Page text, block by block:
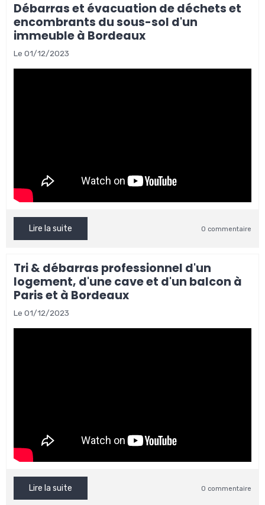
Débarras et évacuation de déchets et
encombrants du sous-sol d'un
immeuble à Bordeaux
Le 01/12/2023
Lire la suite 0 commentaire
Tri & débarras professionnel d'un
logement, d'une cave et d'un balcon à
Paris et à Bordeaux
Le 01/12/2023
Lire la suite 0 commentaire